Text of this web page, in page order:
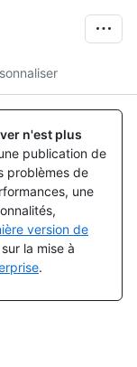
n'est plus
publication de
problèmes de
une
version de
la mise à
.